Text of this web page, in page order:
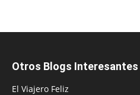
Otros Blogs Interesantes
El Viajero Feliz